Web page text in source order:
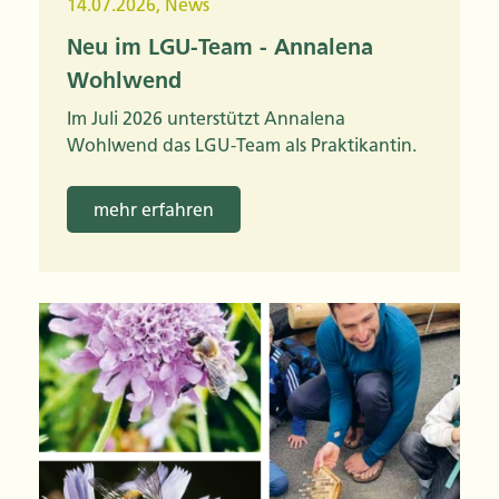
14.07.2026, News
Neu im LGU-Team - Annalena
Wohlwend
Im Juli 2026 unterstützt Annalena
Wohlwend das LGU-Team als Praktikantin.
mehr erfahren